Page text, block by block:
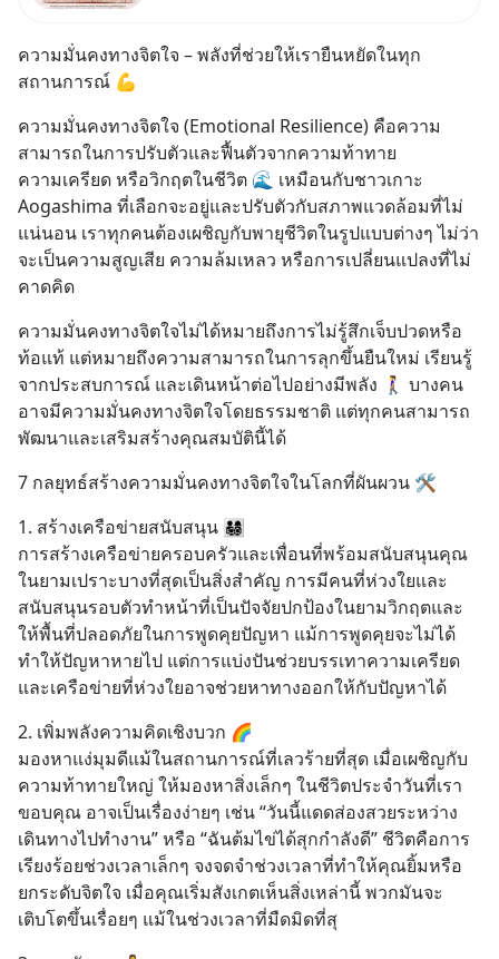
สองฝ่าย" แต่ในความเป็นจริง
กฎหมายไทยไม่ได้กำหนดไว้แบบ
ความมั่นคงทางจิตใจ – พลังที่ช่วยให้เรายืนหยัดในทุก
สถานการณ์ 💪
ความมั่นคงทางจิตใจ (Emotional Resilience) คือความ
สามารถในการปรับตัวและฟื้นตัวจากความท้าทาย
ความเครียด หรือวิกฤตในชีวิต 🌊 เหมือนกับชาวเกาะ
Aogashima ที่เลือกจะอยู่และปรับตัวกับสภาพแวดล้อมที่ไม่
แน่นอน เราทุกคนต้องเผชิญกับพายุชีวิตในรูปแบบต่างๆ ไม่ว่า
จะเป็นความสูญเสีย ความล้มเหลว หรือการเปลี่ยนแปลงที่ไม่
คาดคิด
ความมั่นคงทางจิตใจไม่ได้หมายถึงการไม่รู้สึกเจ็บปวดหรือ
ท้อแท้ แต่หมายถึงความสามารถในการลุกขึ้นยืนใหม่ เรียนรู้
จากประสบการณ์ และเดินหน้าต่อไปอย่างมีพลัง 🚶‍♀️ บางคน
อาจมีความมั่นคงทางจิตใจโดยธรรมชาติ แต่ทุกคนสามารถ
พัฒนาและเสริมสร้างคุณสมบัตินี้ได้
7 กลยุทธ์สร้างความมั่นคงทางจิตใจในโลกที่ผันผวน 🛠️
1. สร้างเครือข่ายสนับสนุน 👨‍👩‍👧‍👦
การสร้างเครือข่ายครอบครัวและเพื่อนที่พร้อมสนับสนุนคุณ
ในยามเปราะบางที่สุดเป็นสิ่งสำคัญ การมีคนที่ห่วงใยและ
สนับสนุนรอบตัวทำหน้าที่เป็นปัจจัยปกป้องในยามวิกฤตและ
ให้พื้นที่ปลอดภัยในการพูดคุยปัญหา แม้การพูดคุยจะไม่ได้
ทำให้ปัญหาหายไป แต่การแบ่งปันช่วยบรรเทาความเครียด
และเครือข่ายที่ห่วงใยอาจช่วยหาทางออกให้กับปัญหาได้
2. เพิ่มพลังความคิดเชิงบวก 🌈
มองหาแง่มุมดีแม้ในสถานการณ์ที่เลวร้ายที่สุด เมื่อเผชิญกับ
ความท้าทายใหญ่ ให้มองหาสิ่งเล็กๆ ในชีวิตประจำวันที่เรา
ขอบคุณ อาจเป็นเรื่องง่ายๆ เช่น “วันนี้แดดส่องสวยระหว่าง
เดินทางไปทำงาน” หรือ “ฉันต้มไข่ได้สุกกำลังดี” ชีวิตคือการ
เรียงร้อยช่วงเวลาเล็กๆ จงจดจำช่วงเวลาที่ทำให้คุณยิ้มหรือ
ยกระดับจิตใจ เมื่อคุณเริ่มสังเกตเห็นสิ่งเหล่านี้ พวกมันจะ
เติบโตขึ้นเรื่อยๆ แม้ในช่วงเวลาที่มืดมิดที่สุ